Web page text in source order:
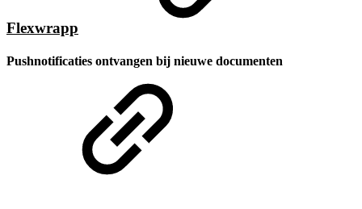
Flexwrapp
Pushnotificaties ontvangen bij nieuwe documenten